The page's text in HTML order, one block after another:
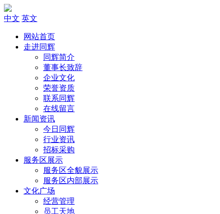
中文 英文
网站首页
走进同辉
同辉简介
董事长致辞
企业文化
荣誉资质
联系同辉
在线留言
新闻资讯
今日同辉
行业资讯
招标采购
服务区展示
服务区全貌展示
服务区内部展示
文化广场
经营管理
员工天地